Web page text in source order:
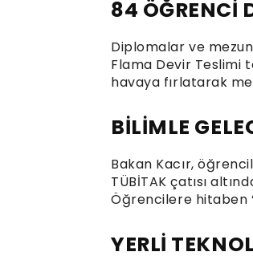
84 ÖĞRENCİ
Diplomalar ve
Flama Devir Teslimi
havaya fırlatarak
BİLİMLE
Bakan Kacır,
TÜBİTAK çatısı
Öğrencilere hitaben
YERLİ